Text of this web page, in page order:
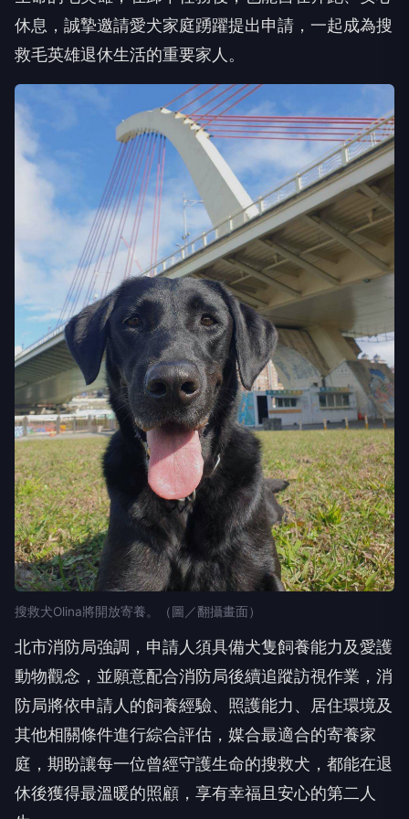
休息，誠摯邀請愛犬家庭踴躍提出申請，一起成為搜
救毛英雄退休生活的重要家人。
搜救犬Olina將開放寄養。（圖／翻攝畫面）
北市消防局強調，申請人須具備犬隻飼養能力及愛護
動物觀念，並願意配合消防局後續追蹤訪視作業，消
防局將依申請人的飼養經驗、照護能力、居住環境及
其他相關條件進行綜合評估，媒合最適合的寄養家
庭，期盼讓每一位曾經守護生命的搜救犬，都能在退
休後獲得最溫暖的照顧，享有幸福且安心的第二人